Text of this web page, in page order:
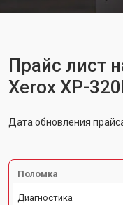
Прайс лист
Xerox XP-
Дата обновления
Поломка
Диагностика